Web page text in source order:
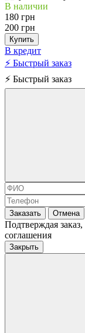
В наличии
180 грн
200 грн
Купить
В кредит
⚡ Быстрый заказ
⚡ Быстрый заказ
Заказать Отмена
Подтверждая
соглашения
Закрыть